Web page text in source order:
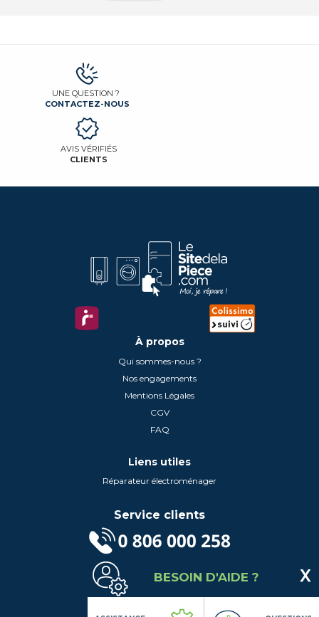
UNE QUESTION ?
CONTACTEZ-NOUS
AVIS VÉRIFIÉS
CLIENTS
À propos
Qui sommes-nous ?
Nos engagements
Mentions Légales
CGV
FAQ
Liens utiles
Réparateur électroménager
Service clients
(Service gratuit + prix d'un appel local)
Lundi au Vendredi de 9h à 18h
Contactez-Nous
Suivez-nous
BESOIN D'AIDE ?